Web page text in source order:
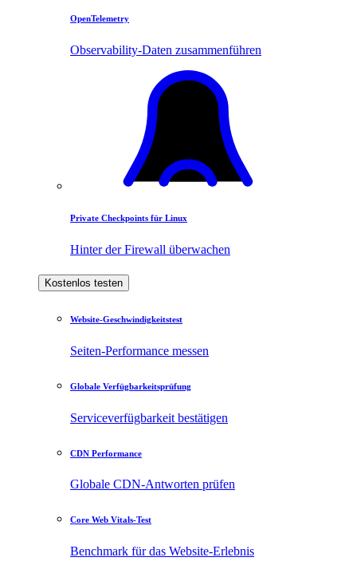
OpenTelemetry
Observability-Daten zusammenführen
Private Checkpoints für Linux
Hinter der Firewall überwachen
Kostenlos testen
Website-Geschwindigkeitstest
Seiten-Performance messen
Globale Verfügbarkeitsprüfung
Serviceverfügbarkeit bestätigen
CDN Performance
Globale CDN-Antworten prüfen
Core Web Vitals-Test
Benchmark für das Website-Erlebnis